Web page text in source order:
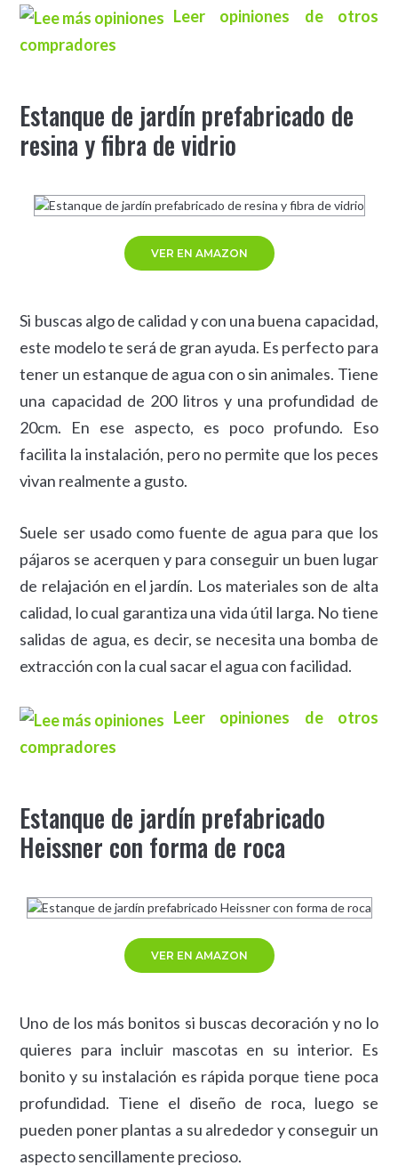
Leer opiniones de otros
compradores
Estanque de jardín prefabricado de
resina y fibra de vidrio
VER EN AMAZON
Si buscas algo de calidad y con una buena capacidad,
este modelo te será de gran ayuda. Es perfecto para
tener un estanque de agua con o sin animales. Tiene
una capacidad de 200 litros y una profundidad de
20cm. En ese aspecto, es poco profundo. Eso
facilita la instalación, pero no permite que los peces
vivan realmente a gusto.
Suele ser usado como fuente de agua para que los
pájaros se acerquen y para conseguir un buen lugar
de relajación en el jardín. Los materiales son de alta
calidad, lo cual garantiza una vida útil larga. No tiene
salidas de agua, es decir, se necesita una bomba de
extracción con la cual sacar el agua con facilidad.
Leer opiniones de otros
compradores
Estanque de jardín prefabricado
Heissner con forma de roca
VER EN AMAZON
Uno de los más bonitos si buscas decoración y no lo
quieres para incluir mascotas en su interior. Es
bonito y su instalación es rápida porque tiene poca
profundidad. Tiene el diseño de roca, luego se
pueden poner plantas a su alrededor y conseguir un
aspecto sencillamente precioso.